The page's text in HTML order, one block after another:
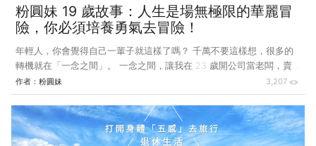
粉圓妹 19 歲故事：人生是場無極限的華麗冒
險，你必須培養勇氣去冒險！
年輕人，你會覺得自己一輩子就這樣了嗎？ 千萬不要這樣想，很多的
轉機就在「一念之間」。 一念之間，讓我在 23 歲開公司當老闆，賣
掉公司後賺到人生第一桶金。 一念之間，讓我從小職員、小資女，在
43 歲跳脫職場宣佈退休。 一念之間，讓我從靠止痛藥走路，到登上
52 座百岳，遠征朝聖之旅 1,100 公里。 一念之間，讓我決定跳脫舊生
活來場華麗冒險，到國內外 Long Stay，開創不一樣的退休人生（未來
進行式）。 我還沒正式寫過 19 歲的故事，好像很遙遠，又歷歷在目。
作者： 粉圓妹 3,207